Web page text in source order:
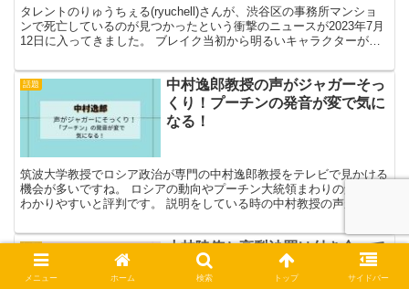
タレントのりゅうちぇる(ryuchell)さんが、渋谷区の事務所マンショ
ンで死亡しているのが見つかったという衝撃のニュースが2023年7月
12日に入ってきました。 ブレイク当初から明るいキャラクターが好
話題
中村逸郎教授の声がジャガーそっ
くり！プーチンの発音が変で気に
なる！
筑波大学教授でロシア政治が専門の中村逸郎教授をテレビで見かける
機会が多いですね。 ロシアの動向やプーチン大統領まわりの解説が
わかりやすいと評判です。 説明をしている時の中村教授の声がミュ
小林陵侑と高梨沙羅は付き合って
る⁉イケメンなハグツーショット
画像！
メニュー ホーム 検索 トップ サイドバー